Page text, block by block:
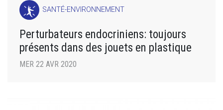
SANTÉ-ENVIRONNEMENT
Perturbateurs endocriniens: toujours
présents dans des jouets en plastique
MER 22 AVR 2020